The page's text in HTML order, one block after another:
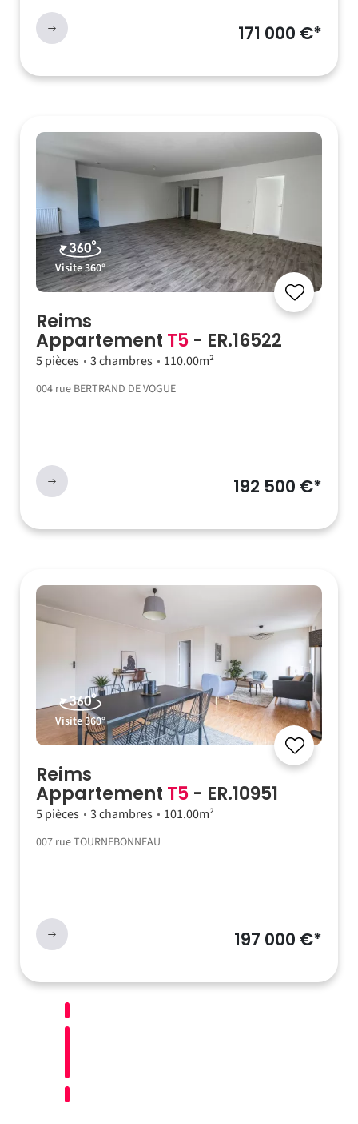
171 000 €*
Visite 360°
Reims
Appartement T5 - ER.16522
5 pièces 3 chambres 110.00m²
004 rue BERTRAND DE VOGUE
192 500 €*
Visite 360°
Reims
Appartement T5 - ER.10951
5 pièces 3 chambres 101.00m²
007 rue TOURNEBONNEAU
197 000 €*